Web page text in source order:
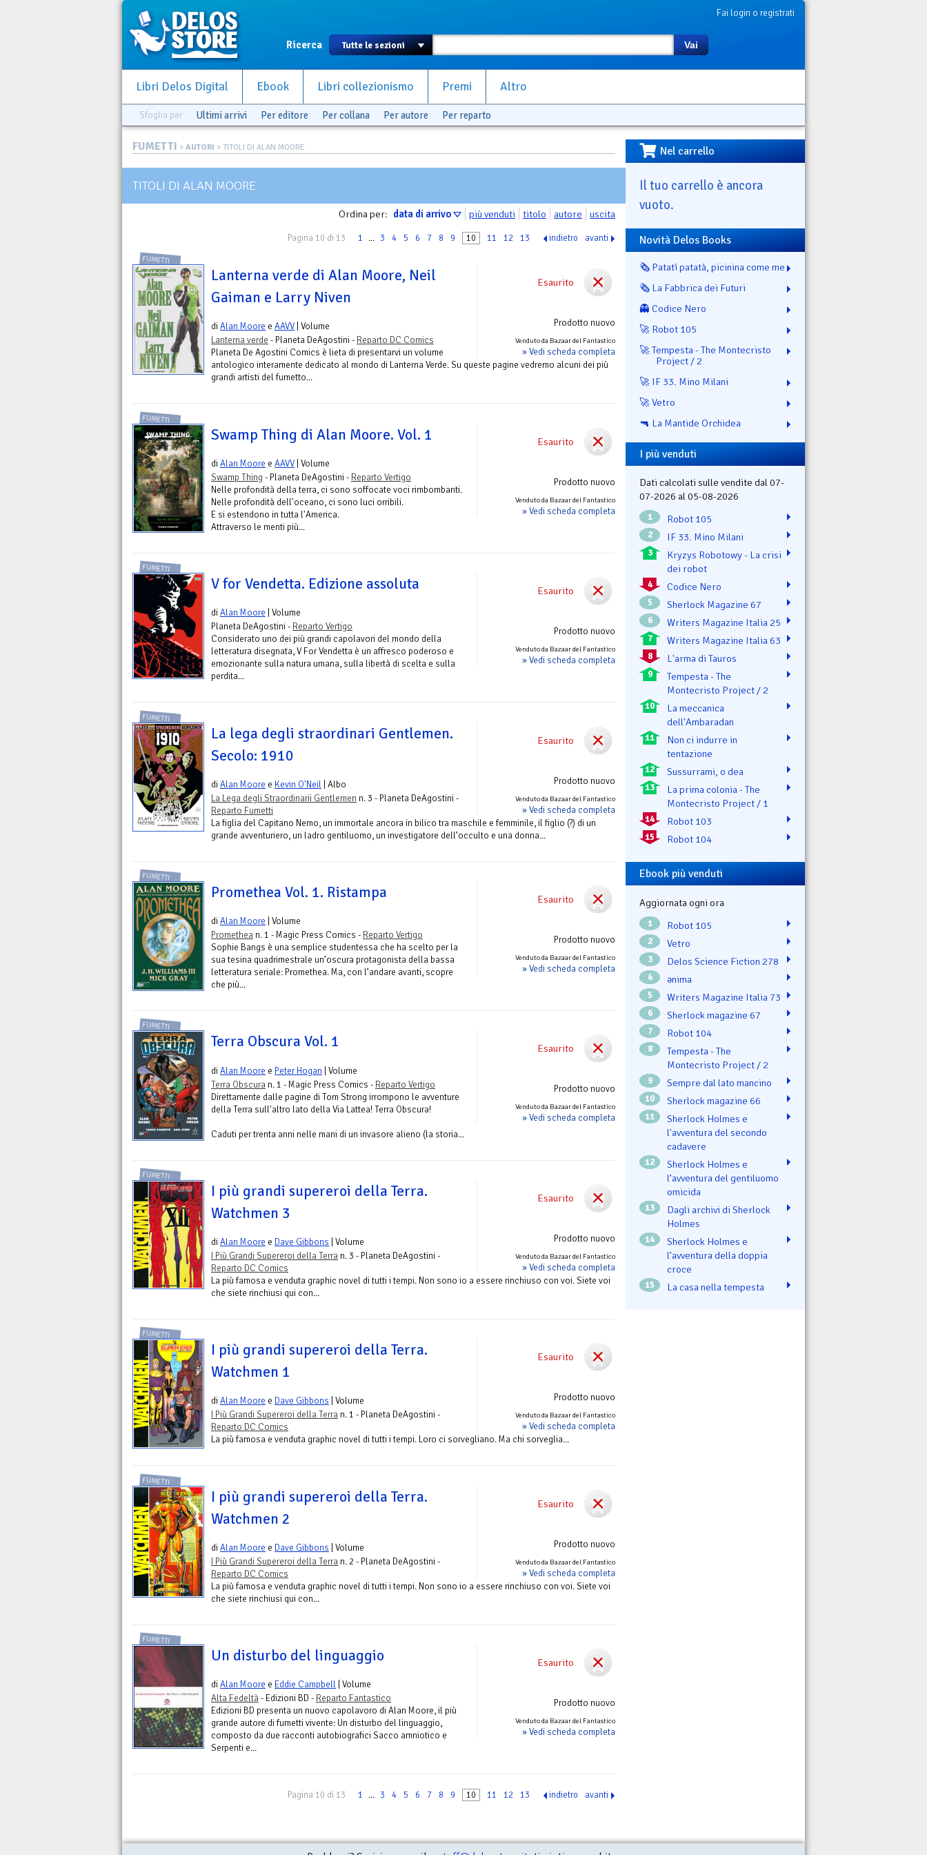
Fai login o registrati
Ricerca Vai
Libri Delos Digital Ebook Libri collezionismo Premi Altro
Sfoglia per Ultimi arrivi Per editore Per collana Per autore Per reparto
FUMETTI > AUTORI > TITOLI DI ALAN MOORE
TITOLI DI ALAN MOORE
Ordina per: data di arrivo più venduti titolo autore uscita
Pagina 10 di 13 1 ... 3 4 5 6 7 8 9 10 11 12 13 indietro avanti
Esaurito
Prodotto nuovo
Venduto da Bazaar del Fantastico
» Vedi scheda completa
FUMETTI
Lanterna verde di Alan Moore, Neil
Gaiman e Larry Niven
diAlan Moore e AAVV | Volume
Lanterna verde - Planeta DeAgostini - Reparto DC Comics
Planeta De Agostini Comics è lieta di presentarvi un volume
antologico interamente dedicato al mondo di Lanterna Verde. Su queste pagine vedremo alcuni dei più
grandi artisti del fumetto...
Esaurito
Prodotto nuovo
Venduto da Bazaar del Fantastico
» Vedi scheda completa
FUMETTI
Swamp Thing di Alan Moore. Vol. 1
diAlan Moore e AAVV | Volume
Swamp Thing- Planeta DeAgostini - Reparto Vertigo
Nelle profondità della terra, ci sono soffocate voci rimbombanti.
Nelle profondità dell'oceano, ci sono luci orribili.
E si estendono in tutta l'America.
Attraverso le menti più...
Esaurito
Prodotto nuovo
Venduto da Bazaar del Fantastico
» Vedi scheda completa
FUMETTI
V for Vendetta. Edizione assoluta
diAlan Moore | Volume
Planeta DeAgostini - Reparto Vertigo
Considerato uno dei più grandi capolavori del mondo della
letteratura disegnata, V For Vendetta è un affresco poderoso e
emozionante sulla natura umana, sulla libertà di scelta e sulla
perdita...
Esaurito
Prodotto nuovo
Venduto da Bazaar del Fantastico
» Vedi scheda completa
FUMETTI
La lega degli straordinari Gentlemen.
Secolo: 1910
diAlan Moore e Kevin O'Neil | Albo
La Lega degli Straordinarii Gentlemen n. 3 - Planeta DeAgostini -
Reparto Fumetti
La figlia del Capitano Nemo, un immortale ancora in bilico tra maschile e femminile, il figlio (?) di un
grande avventuriero, un ladro gentiluomo, un investigatore dell’occulto e una donna...
Esaurito
Prodotto nuovo
Venduto da Bazaar del Fantastico
» Vedi scheda completa
FUMETTI
Promethea Vol. 1. Ristampa
diAlan Moore | Volume
Promethea n. 1 - Magic Press Comics - Reparto Vertigo
Sophie Bangs è una semplice studentessa che ha scelto per la
sua tesina quadrimestrale un’oscura protagonista della bassa
letteratura seriale: Promethea. Ma, con l’andare avanti, scopre
che più...
Esaurito
Prodotto nuovo
Venduto da Bazaar del Fantastico
» Vedi scheda completa
FUMETTI
Terra Obscura Vol. 1
diAlan Moore e Peter Hogan | Volume
Terra Obscura n. 1 - Magic Press Comics - Reparto Vertigo
Direttamente dalle pagine di Tom Strong irrompono le avventure
della Terra sull'altro lato della Via Lattea! Terra Obscura!
Caduti per trenta anni nelle mani di un invasore alieno (la storia...
Esaurito
Prodotto nuovo
Venduto da Bazaar del Fantastico
» Vedi scheda completa
FUMETTI
I più grandi supereroi della Terra.
Watchmen 3
diAlan Moore e Dave Gibbons | Volume
I Più Grandi Supereroi della Terra n. 3 - Planeta DeAgostini -
Reparto DC Comics
La più famosa e venduta graphic novel di tutti i tempi. Non sono io a essere rinchiuso con voi. Siete voi
che siete rinchiusi qui con...
Esaurito
Prodotto nuovo
Venduto da Bazaar del Fantastico
» Vedi scheda completa
FUMETTI
I più grandi supereroi della Terra.
Watchmen 1
diAlan Moore e Dave Gibbons | Volume
I Più Grandi Supereroi della Terra n. 1 - Planeta DeAgostini -
Reparto DC Comics
La più famosa e venduta graphic novel di tutti i tempi. Loro ci sorvegliano. Ma chi sorveglia...
Esaurito
Prodotto nuovo
Venduto da Bazaar del Fantastico
» Vedi scheda completa
FUMETTI
I più grandi supereroi della Terra.
Watchmen 2
diAlan Moore e Dave Gibbons | Volume
I Più Grandi Supereroi della Terra n. 2 - Planeta DeAgostini -
Reparto DC Comics
La più famosa e venduta graphic novel di tutti i tempi. Non sono io a essere rinchiuso con voi. Siete voi
che siete rinchiusi qui con...
Esaurito
Prodotto nuovo
Venduto da Bazaar del Fantastico
» Vedi scheda completa
FUMETTI
Un disturbo del linguaggio
diAlan Moore e Eddie Campbell | Volume
Alta Fedeltà- Edizioni BD - Reparto Fantastico
Edizioni BD presenta un nuovo capolavoro di Alan Moore, il più
grande autore di fumetti vivente: Un disturbo del linguaggio,
composto da due racconti autobiografici Sacco amniotico e
Serpenti e...
Pagina 10 di 13 1 ... 3 4 5 6 7 8 9 10 11 12 13 indietro avanti
Nel carrello
Il tuo carrello è ancora
vuoto.
Novità Delos Books
🗞️ Patatì patatà, picinina come me
🗞️ La Fabbrica dei Futuri
👻 Codice Nero
🚀 Robot 105
🚀 Tempesta - The Montecristo
Project / 2
🚀 IF 33. Mino Milani
🚀 Vetro
🔫 La Mantide Orchidea
I più venduti
Dati calcolati sulle vendite dal 07-
07-2026 al 05-08-2026
1 Robot 105
2 IF 33. Mino Milani
3
Kryzys Robotowy - La crisi
dei robot
4 Codice Nero
5 Sherlock Magazine 67
6 Writers Magazine Italia 25
7 Writers Magazine Italia 63
8 L'arma di Tauros
9
Tempesta - The
Montecristo Project / 2
10
La meccanica
dell'Ambaradan
11
Non ci indurre in
tentazione
12 Sussurrami, o dea
13
La prima colonia - The
Montecristo Project / 1
14 Robot 103
15 Robot 104
Ebook più venduti
Aggiornata ogni ora
1 Robot 105
2 Vetro
3 Delos Science Fiction 278
4 ənima
5 Writers Magazine Italia 73
6 Sherlock magazine 67
7 Robot 104
8
Tempesta - The
Montecristo Project / 2
9 Sempre dal lato mancino
10 Sherlock magazine 66
11
Sherlock Holmes e
l'avventura del secondo
cadavere
12
Sherlock Holmes e
l’avventura del gentiluomo
omicida
13
Dagli archivi di Sherlock
Holmes
14
Sherlock Holmes e
l’avventura della doppia
croce
15 La casa nella tempesta